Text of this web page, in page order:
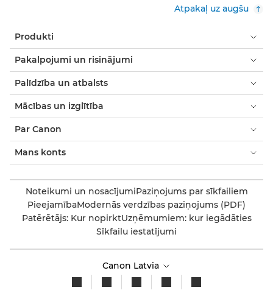
Atpakaļ uz augšu
Produkti
Pakalpojumi un risinājumi
Palīdzība un atbalsts
Mācības un izglītība
Par Canon
Mans konts
Noteikumi un nosacījumiPaziņojums par sīkfailiem
PieejamībaModernās verdzības paziņojums (PDF)
Patērētājs: Kur nopirktUzņēmumiem: kur iegādāties
Sīkfailu iestatījumi
Canon Latvia